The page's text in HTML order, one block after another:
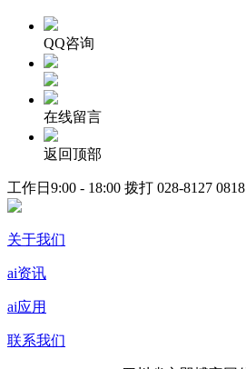
QQ咨询
在线留言
返回顶部
工作日9:00 - 18:00 拨打 028-8127 0818
关于我们
ai资讯
ai应用
联系我们